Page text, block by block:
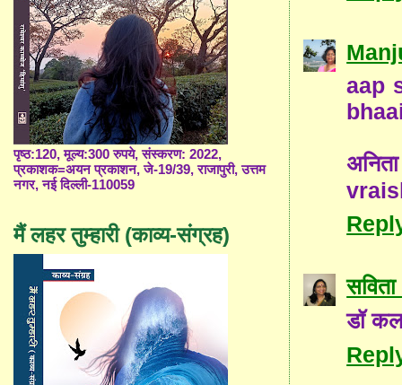
aap
डॉ
पृष्ठ:120, मूल्य:300 रुपये, संस्करण: 2022,
प्रकाशक=अयन प्रकाशन, जे-19/39, राजापुरी, उत्तम
नगर, नई दिल्ली-110059
मैं लहर तुम्हारी (काव्य-संग्रह)